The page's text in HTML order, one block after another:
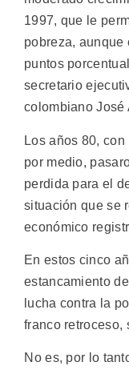
1997, que le
pobreza, aunque
puntos
secretario
colombiano José
Los años 80,
por medio,
perdida para el
situación que se
económico
En estos cinco
estancamiento
lucha contra la
franco
No es, por lo